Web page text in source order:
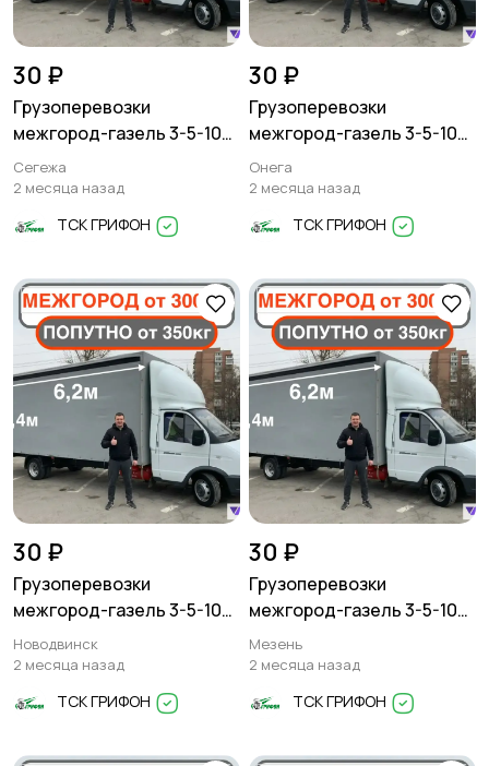
праздников
Изготовление на
заказ
Продукты питания
Уход за животными Юридические услуги
Другое
30 ₽
Грузоперевозки
межгород-газель 3-5-10
тонн
Сегежа
2 месяца назад
ТСК ГРИФОН
30 ₽
Грузоперевозки
межгород-газель 3-5-10
тонн
Онега
2 месяца назад
ТСК ГРИФОН
30 ₽
Грузоперевозки
межгород-газель 3-5-10
тонн
Новодвинск
2 месяца назад
ТСК ГРИФОН
30 ₽
Грузоперевозки
межгород-газель 3-5-10
тонн
Мезень
2 месяца назад
ТСК ГРИФОН